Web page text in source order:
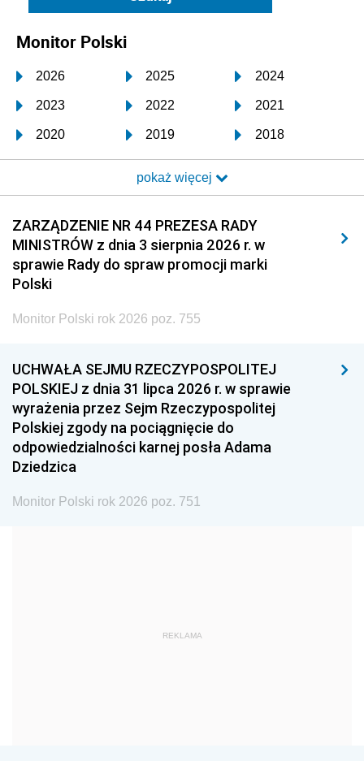
Monitor Polski
2026 2025 2024
2023 2022 2021
2020 2019 2018
2017 2016 2015
2014 2013 2012
2011 2010 2009
2008 2007 2006
2005
1996 1995 1994
1993 1992 1991
1990 1989
1987 1986 1985
1968
pokaż więcej
ZARZĄDZENIE NR 44 PREZESA RADY
MINISTRÓW z dnia 3 sierpnia 2026 r. w
sprawie Rady do spraw promocji marki
Polski
Monitor Polski rok 2026 poz. 755
UCHWAŁA SEJMU RZECZYPOSPOLITEJ
POLSKIEJ z dnia 31 lipca 2026 r. w sprawie
wyrażenia przez Sejm Rzeczypospolitej
Polskiej zgody na pociągnięcie do
odpowiedzialności karnej posła Adama
Dziedzica
Monitor Polski rok 2026 poz. 751
REKLAMA